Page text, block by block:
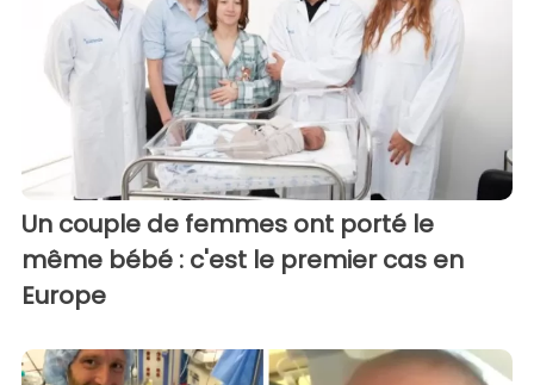
Un couple de femmes ont porté le
même bébé : c'est le premier cas en
Europe